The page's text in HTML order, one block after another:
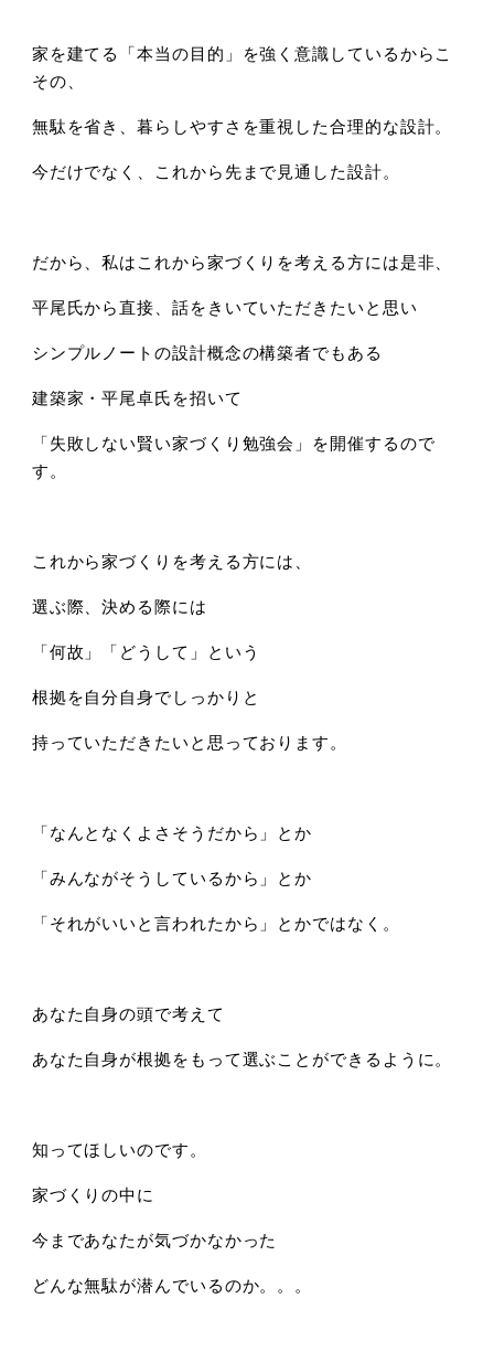
家を建てる「本当の目的」を強く意識しているからこ
その、
無駄を省き、暮らしやすさを重視した合理的な設計。
今だけでなく、これから先まで見通した設計。
だから、私はこれから家づくりを考える方には是非、
平尾氏から直接、話をきいていただきたいと思い
シンプルノートの設計概念の構築者でもある
建築家・平尾卓氏を招いて
「失敗しない賢い家づくり勉強会」を開催するので
す。
これから家づくりを考える方には、
選ぶ際、決める際には
「何故」「どうして」という
根拠を自分自身でしっかりと
持っていただきたいと思っております。
「なんとなくよさそうだから」とか
「みんながそうしているから」とか
「それがいいと言われたから」とかではなく。
あなた自身の頭で考えて
あなた自身が根拠をもって選ぶことができるように。
知ってほしいのです。
家づくりの中に
今まであなたが気づかなかった
どんな無駄が潜んでいるのか。。。